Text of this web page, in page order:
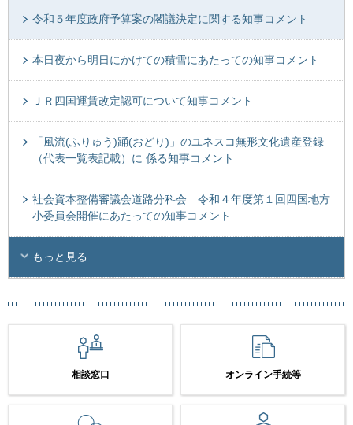
令和５年度政府予算案の閣議決定に関する知事コメント
本日夜から明日にかけての積雪にあたっての知事コメント
ＪＲ四国運賃改定認可について知事コメント
「風流(ふりゅう)踊(おどり)」のユネスコ無形文化遺産登録
（代表一覧表記載）に 係る知事コメント
社会資本整備審議会道路分科会 令和４年度第１回四国地方
小委員会開催にあたっての知事コメント
もっと見る
相談窓口 オンライン手続等